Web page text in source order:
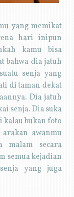
yang memikat
hari inipun
kamu bisa
bahwa dia jatuh
senja yang
di taman dekat
Dia jatuh
senja. Dia suka
kalau bukan foto
awanmu
malam secara
semua kejadian
yang juga